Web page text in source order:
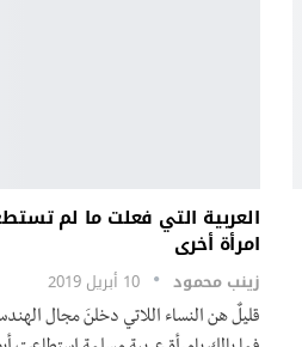
العربية التي فعلت ما لم
امرأة أخرى
زينب محمود 10 أبريل 2019
قليلٌ هن النساء اللاتي دخلنَ مجال